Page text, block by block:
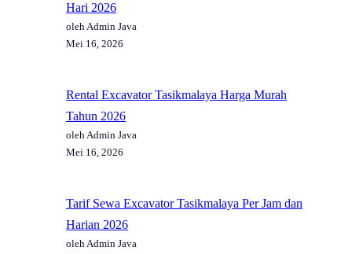
Hari 2026
oleh Admin Java
Mei 16, 2026
Rental Excavator Tasikmalaya Harga Murah
Tahun 2026
oleh Admin Java
Mei 16, 2026
Tarif Sewa Excavator Tasikmalaya Per Jam dan
Harian 2026
oleh Admin Java